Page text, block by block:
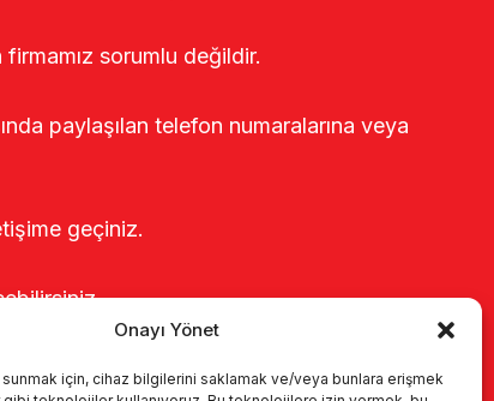
Onayı Yönet
için, cihaz bilgilerini saklamak ve/veya bunlara erişmek
sorumlu değildir.
paylaşılan telefon numaralarına veya
geçiniz.